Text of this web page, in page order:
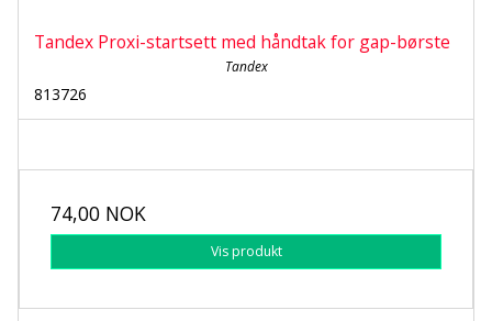
Tandex Proxi-startsett med håndtak for gap-børste
Tandex
813726
74,00 NOK
Vis produkt